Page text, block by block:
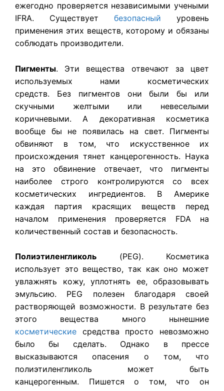
ежегодно проверяется независимыми учеными
IFRA. Существует безопасный уровень
применения этих веществ, которому и обязаны
соблюдать производители.
Пигменты. Эти вещества отвечают за цвет
используемых нами косметических
средств. Без пигментов они были бы или
скучными желтыми или невеселыми
коричневыми. А декоративная косметика
вообще бы не появилась на свет. Пигменты
обвиняют в том, что искусственное их
происхождения тянет канцерогенность. Наука
на это обвинение отвечает, что пигменты
наиболее строго контролируются со всех
косметических ингредиентов. В Америке
каждая партия красящих веществ перед
началом применения проверяется FDA на
количественный состав и безопасность.
Полиэтиленгликоль (PEG). Косметика
использует это вещество, так как оно может
увлажнять кожу, уплотнять ее, образовывать
эмульсию. PEG полезен благодаря своей
растворяющей возможности. В результате без
этого вещества много нынешние
косметические средства просто невозможно
было бы сделать. Однако в прессе
высказываются опасения о том, что
полиэтиленгликоль может быть
канцерогенным. Пишется о том, что он